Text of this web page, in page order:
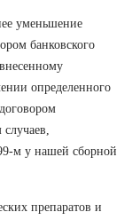
уменьшение
банковского
определенного
м у нашей сборной
препаратов и